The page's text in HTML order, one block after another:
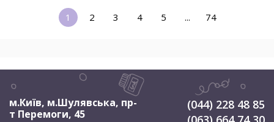
1 2 3 4 5 ... 74
м.Київ, м.Шулявська, пр-
т Перемоги, 45
(044) 228 48 85